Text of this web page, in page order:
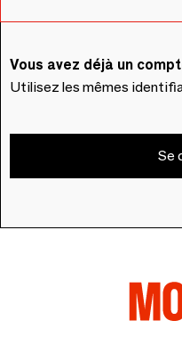
Vous avez déjà un
Utilisez les mêmes
Se